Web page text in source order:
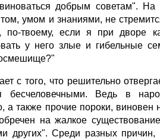
добрым советам". На
умом и знаниями, не
по-твоему, если я при дворе
у него злые и гибельные
с того, что решительно
бесчеловечными. Ведь в
а также прочие пороки,
на жалкое
других". Среди разных